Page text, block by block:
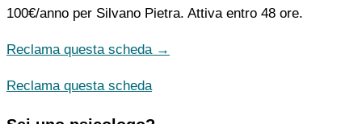
100€/anno per Silvano Pietra. Attiva entro 48 ore.
Reclama questa scheda →
Reclama questa scheda